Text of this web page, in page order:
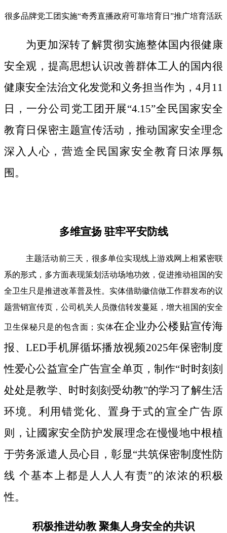
很多品牌党工团实施“奇秀直播政府可靠培育日”推广培育活跃
为更加深转了解贯彻实施整体国内很健康
安全观，提高思想认识改善群体工人的国内很
健康安全法治文化发觉和义务担当作为，4月11
日，一分公司党工团开展“4.15”全民国家安全
教育日保密主题宣传活动，推动国家安全理念
深入人心，营造全民国家安全教育日浓厚氛
围。
多维宣扬 驻牢平安防线
主题活动前三天，很多单位实现线上游戏网上相紧密联
系的形式，多方面表现策划活动场地功效，促进推动祖国的安
全卫生只是推进改革普及性。实体借助徽信做工作群发布的议
题营销宣传页，公司机关人员微信转发蔓延，增大祖国的安全
卫生保秘只是的包含面；实体在企业办公楼贴宣传海
报、LED手机屏循坏播放视频2025年保密制度
性爱心公益宣全广告宣全单页，制作“时时刻刻
处处是教学、时时刻刻受幼教”的学习了解生活
环境。利用错觉化、置身于式的宣全广告原
则，让國家安全防护发展理念在慢慢地中根植
于劳务派遣人员心目，彰显“共筑保密制度性防
线 个基本上都是人人人有责”的浓浓的积极
性。
积极推进幼教 聚集人身安全的共识